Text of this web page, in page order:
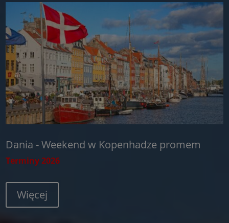
Dania - Weekend w Kopenhadze promem
Terminy 2026
Więcej